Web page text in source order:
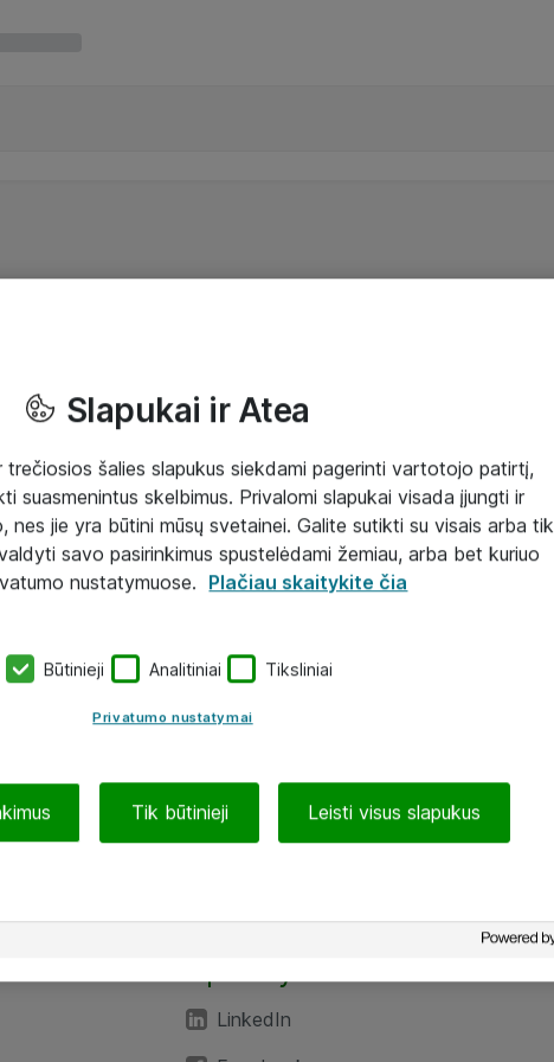
LinkedIn
Slapukai ir Atea
trečiosios šalies slapukus siekdami pagerinti vartotojo patirtį,
suasmenintus skelbimus. Privalomi slapukai visada įjungti ir
nes jie yra būtini mūsų svetainei. Galite sutikti su visais arba tik
savo pasirinkimus spustelėdami žemiau, arba bet kuriuo
nustatymuose.
Plačiau skaitykite čia
Būtinieji Analitiniai Tiksliniai
Privatumo nustatymai
Tik būtinieji Leisti visus slapukus